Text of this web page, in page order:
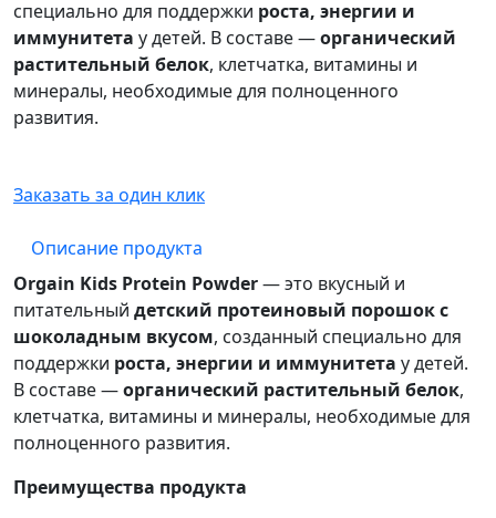
специально для поддержки роста, энергии и
иммунитета у детей. В составе —органический
растительный белок, клетчатка, витамины и
минералы, необходимые для полноценного
развития.
Заказать за один клик
Описание продукта
Orgain Kids Protein Powder— это вкусный и
питательный детский протеиновый порошок с
шоколадным вкусом, созданный специально для
поддержки роста, энергии и иммунитета у детей.
В составе —органический растительный белок,
клетчатка, витамины и минералы, необходимые для
полноценного развития.
Преимущества продукта